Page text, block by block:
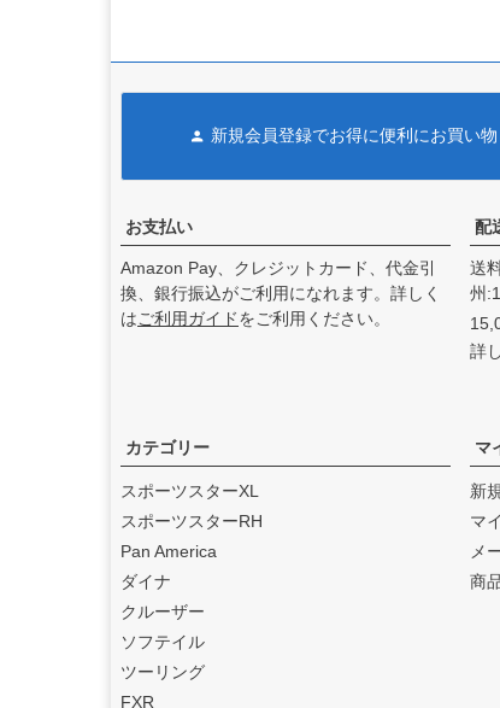
D&D エキゾースト（ディー
た。
feture ヘルメット（フュー
チャーヘルメット）の取り
扱いを始めました。
ました。
2024.12
s（ブローパフォーマンスエ
キゾースト）
始めました。
2024.11
By City（バイ シティ）
本総代理店となりました。
新規会員登録でお得に便利にお買い物
お支払い
Amazon Pay、クレジットカード、代金引
換、銀行振込がご利用になれます。詳しく
はご利用ガイドをご利用ください。
配
送
州
詳
カテゴリー
スポーツスターXL
スポーツスターRH
Pan America
ダイナ
クルーザー
ソフテイル
ツーリング
FXR
マ
新
マ
メ
商